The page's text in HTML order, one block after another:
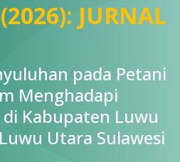
JURNAL
pada Petani
Menghadapi
Kabupaten Luwu
Utara Sulawesi